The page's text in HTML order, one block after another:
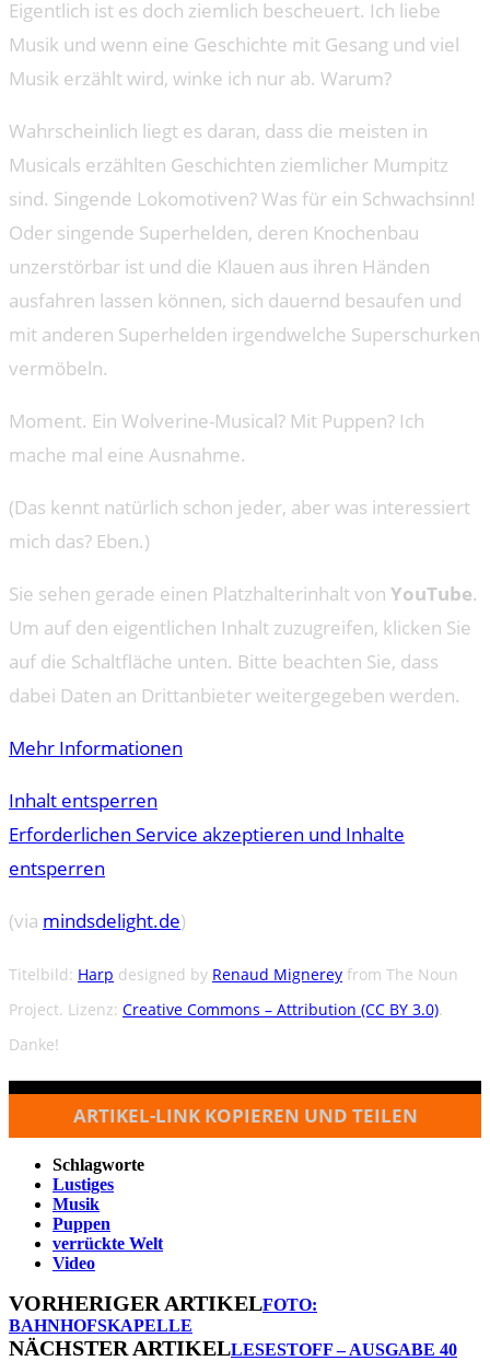
Eigentlich ist es doch ziemlich bescheuert. Ich liebe
Musik und wenn eine Geschichte mit Gesang und viel
Musik erzählt wird, winke ich nur ab. Warum?
Wahrscheinlich liegt es daran, dass die meisten in
Musicals erzählten Geschichten ziemlicher Mumpitz
sind. Singende Lokomotiven? Was für ein Schwachsinn!
Oder singende Superhelden, deren Knochenbau
unzerstörbar ist und die Klauen aus ihren Händen
ausfahren lassen können, sich dauernd besaufen und
mit anderen Superhelden irgendwelche Superschurken
vermöbeln.
Moment. Ein Wolverine-Musical? Mit Puppen? Ich
mache mal eine Ausnahme.
(Das kennt natürlich schon jeder, aber was interessiert
mich das? Eben.)
Sie sehen gerade einen Platzhalterinhalt von YouTube.
Um auf den eigentlichen Inhalt zuzugreifen, klicken Sie
auf die Schaltfläche unten. Bitte beachten Sie, dass
dabei Daten an Drittanbieter weitergegeben werden.
Mehr Informationen
Inhalt entsperren
Erforderlichen Service akzeptieren und Inhalte
entsperren
(via mindsdelight.de)
Titelbild: Harp designed by Renaud Mignerey from The Noun
Project. Lizenz: Creative Commons – Attribution (CC BY 3.0).
Danke!
ARTIKEL-LINK KOPIEREN UND TEILEN
Schlagworte
Lustiges
Musik
Puppen
verrückte Welt
Video
VORHERIGER ARTIKELFOTO:
BAHNHOFSKAPELLE
NÄCHSTER ARTIKELLESESTOFF – AUSGABE 40